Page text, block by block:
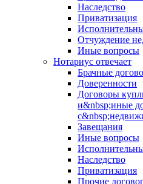
Наследство
Приватизация
Отчуждение
Иные вопросы
Нотариус отвечает
Брачные
Доверенности
Договоры
и&nbsp;иные
Завещания
Иные вопросы
Наследство
Приватизация
Прочие